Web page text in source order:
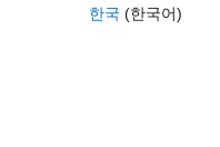
한국 (한국어)